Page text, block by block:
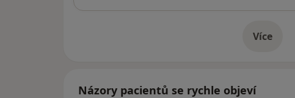
Více
o
Názory pacientů se rychle objeví